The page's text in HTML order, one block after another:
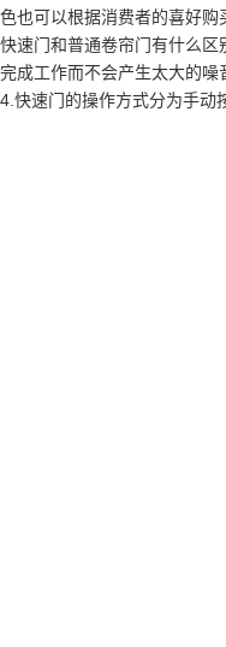
色也可以根据消费者的喜好购
快速门和普通卷帘门有什么
完成工作而不会产生太大的
4.快速门的操作方式分为手动